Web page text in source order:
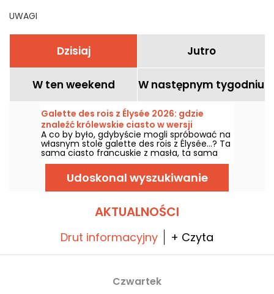
UWAGI
Dzisiaj Jutro
W ten weekend W następnym tygodniu
Galette des rois z Élysée 2026: gdzie
znaleźć królewskie ciasto w wersji
rodzinnej? - zdjęcia
A co by było, gdybyście mogli spróbować na
własnym stole galette des rois z Élysée…? Ta
sama ciasto francuskie z masła, ta sama
domowa frangipane, a tym razem z ukrytą
migiełką, by każdy mógł zostać królem lub
królową na chwilę, dzieląc się jednym
kawałkiem. Dostępna w wersji rodzinnej w
— wierna oryginalnej recepturze podawanej
na pałacu, ale zaprojektowana tak, by
Udoskonal wyszukiwanie
AKTUALNOŚCI
Drut informacyjny + Czyta
Czwartek